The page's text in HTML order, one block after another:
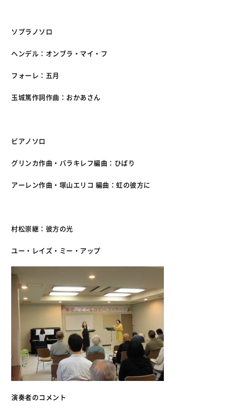
ソプラノソロ
ヘンデル：オンブラ・マイ・フ
フォーレ：五月
玉城篤作詞作曲：おかあさん
ピアノソロ
グリンカ作曲・バラキレフ編曲：ひばり
アーレン作曲・塚山エリコ 編曲：虹の彼方に
村松崇継：彼方の光
ユー・レイズ・ミー・アップ
演奏者のコメント